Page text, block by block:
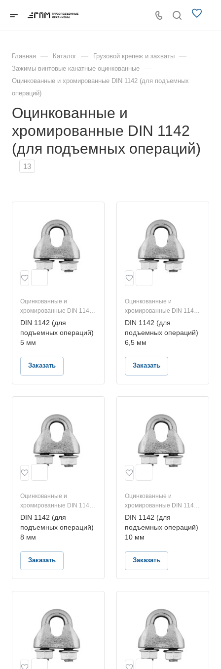
Главная — Каталог — Грузовой крепеж и захваты —
Зажимы винтовые канатные оцинкованные —
Оцинкованные и хромированные DIN 1142 (для подъемных
операций)
Оцинкованные и
хромированные DIN 1142
(для подъемных операций)
13
Оцинкованные и
хромированные DIN 1142
(для подъемных
DIN 1142 (для
подъемных операций)
5 мм
Заказать
Оцинкованные и
хромированные DIN 1142
(для подъемных
DIN 1142 (для
подъемных операций)
6,5 мм
Заказать
Оцинкованные и
хромированные DIN 1142
(для подъемных
DIN 1142 (для
подъемных операций)
8 мм
Заказать
Оцинкованные и
хромированные DIN 1142
(для подъемных
DIN 1142 (для
подъемных операций)
10 мм
Заказать